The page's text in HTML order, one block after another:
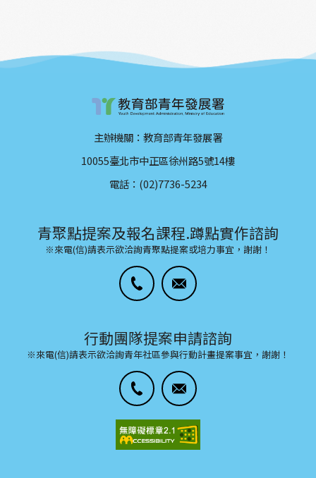
主辦機關：教育部青年發展署
10055臺北市中正區徐州路5號14樓
電話：(02)7736-5234
青聚點提案及報名課程.蹲點實作諮詢
※來電(信)請表示欲洽詢青聚點提案或培力事宜，謝謝！
行動團隊提案申請諮詢
※來電(信)請表示欲洽詢青年社區參與行動計畫提案事宜，謝謝！